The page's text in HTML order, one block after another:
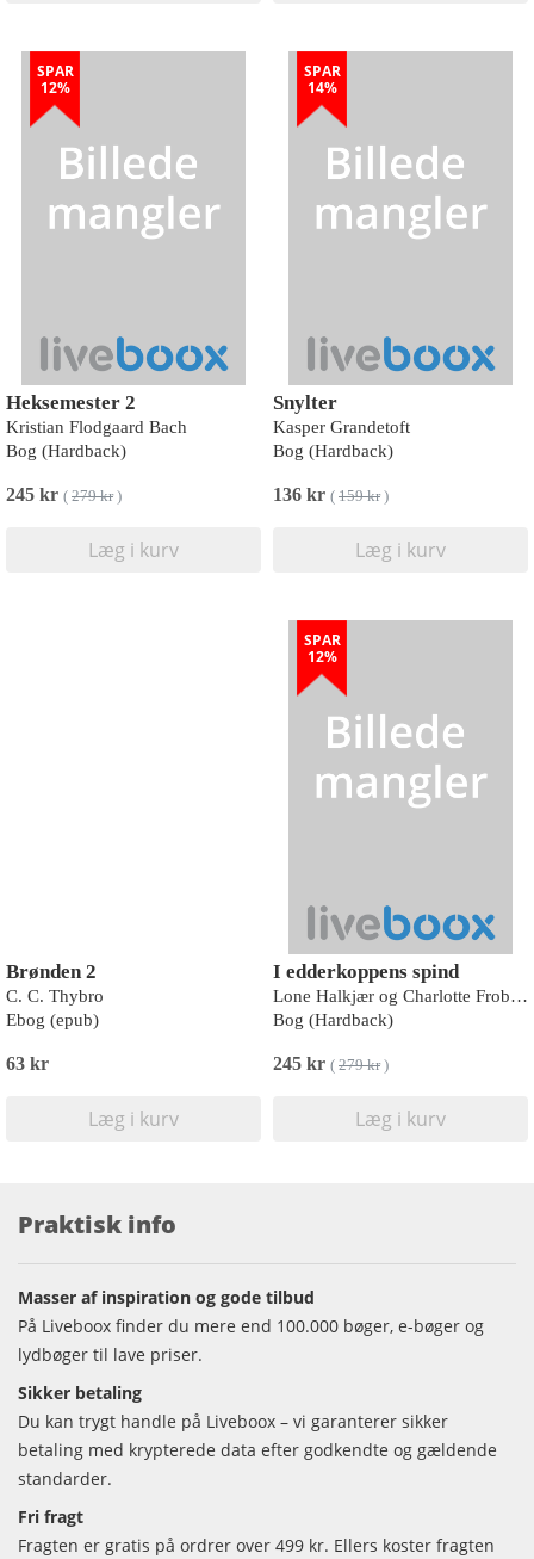
SPAR
12%
Heksemester 2
Kristian Flodgaard Bach
Bog (Hardback)
245 kr ( 279 kr)
Læg i kurv
SPAR
14%
Snylter
Kasper Grandetoft
Bog (Hardback)
136 kr ( 159 kr)
Læg i kurv
Brønden 2
C. C. Thybro
Ebog (epub)
63 kr
Læg i kurv
SPAR
12%
I edderkoppens spind
Lone Halkjær og Charlotte Frobenius
Bog (Hardback)
245 kr ( 279 kr)
Læg i kurv
Praktisk info
Masser af inspiration og gode tilbud
På Liveboox finder du mere end 100.000 bøger, e-bøger og
lydbøger til lave priser.
Sikker betaling
Du kan trygt handle på Liveboox – vi garanterer sikker
betaling med krypterede data efter godkendte og gældende
standarder.
Fri fragt
Fragten er gratis på ordrer over 499 kr. Ellers koster fragten